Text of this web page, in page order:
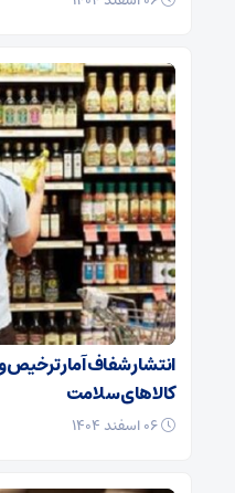
انتشار شفاف آمار ترخیص
کالاهای سلامت